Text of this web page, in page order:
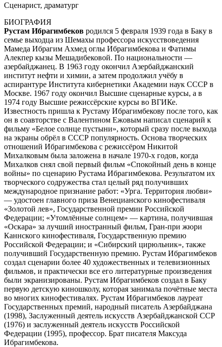
Сценарист, драматург
БИОГРАФИЯ
Рустам Ибрагимбеков родился 5 февраля 1939 года в Баку в
семье выходца из Шемахы профессора искусствоведения
Мамеда Ибрагим Ахмед оглы Ибрагимбекова и Фатимы
Алекпер кызы Мешадибековой. По национальности —
азербайджанец. В 1963 году окончил Азербайджанский
институт нефти и химии, а затем продолжил учёбу в
аспирантуре Института кибернетики Академии наук СССР в
Москве. 1967 году окончил Высшие сценарные курсы, а в
1974 году Высшие режиссёрские курсы во ВГИКе.
Известность пришла к Рустаму Ибрагимбекову после того, как
он в соавторстве с Валентином Ежовым написал сценарий к
фильму «Белое солнце пустыни», который сразу после выхода
на экраны обрёл в СССР популярность. Основа творческих
отношений Ибрагимбекова с режиссёром Никитой
Михалковым была заложена в начале 1970-х годов, когда
Михалков снял свой первый фильм «Спокойный день в конце
войны» по сценарию Рустама Ибрагимбекова. Результатом их
творческого содружества стал целый ряд получивших
международное признание работ: «Урга. Территория любви»
— удостоен главного приза Венецианского кинофестиваля
«Золотой лев», Государственной премии Российской
Федерации; «Утомлённые солнцем» — картина, получившая
«Оскара» за лучший иностранный фильм, Гран-при жюри
Каннского кинофестиваля, Государственную премию
Российской Федерации; и «Сибирский цирюльник», также
получивший Государственную премию. Рустам Ибрагимбеков
создал сценарии более 40 художественных и телевизионных
фильмов, и практически все его литературные произведения
были экранизированы. Рустам Ибрагимбеков создал в Баку
первую детскую киношколу, которая занимала почётные места
во многих кинофестивалях. Рустам Ибрагимбеков лауреат
Государственных премий, народный писатель Азербайджана
(1998), Заслуженный деятель искусств Азербайджанской ССР
(1976) и заслуженный деятель искусств Российской
Федерации (1995), профессор. Брат писателя Максуда
Ибрагимбекова.